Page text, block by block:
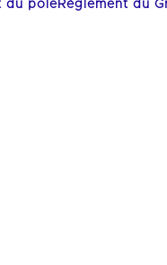
du pôleRèglement du